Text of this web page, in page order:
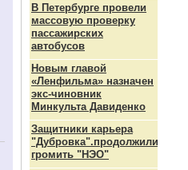
В Петербурге провели
массовую проверку
пассажирских
автобусов
Новым главой
«Ленфильма» назначен
экс-чиновник
Минкульта Давиденко
Защитники карьера
"Дубровка".продолжили
громить "НЭО"